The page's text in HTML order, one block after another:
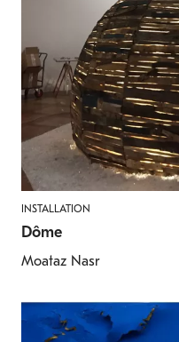
INSTALLATION
Dôme
Moataz Nasr